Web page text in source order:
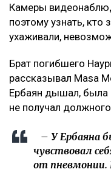
Камеры
поэтому узнать, кто
ухаживали,
Брат погибшего
рассказывал Masa
Ербаян дышал, была
не получал
– У Ербаяна
чувствовал
от пневмонии.